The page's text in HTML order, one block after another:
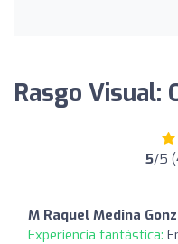
Rasgo Visual:
5/5
M Raquel Medina
Experiencia fantástica: